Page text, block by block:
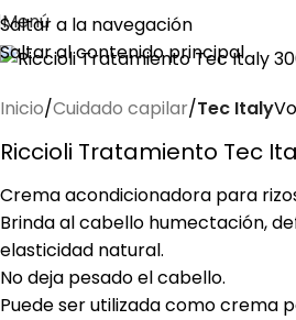
Saltar a la navegación
Saltar al contenido principal
Menú
Inicio Cuidado capilar Tec Italy
Riccioli Tratamiento Tec
Crema acondicionadora para
Brinda al cabello humectación,
elasticidad natural.
No deja pesado el cabello.
Puede ser utilizada como crema